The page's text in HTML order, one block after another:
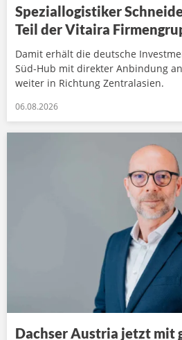
Speziallogistiker
Teil der Vitaira
Damit erhält die deutsche
Süd-Hub mit direkter Anbindung
weiter in Richtung Zentralasien.
06.08.2026
Dachser Austria jetzt mit